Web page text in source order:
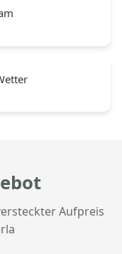
Aufpreis